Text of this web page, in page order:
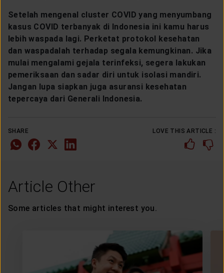
Setelah mengenal cluster COVID yang menyumbang
kasus COVID terbanyak di Indonesia ini kamu harus
lebih waspada lagi. Perketat protokol kesehatan
dan waspadalah terhadap segala kemungkinan. Jika
mulai mengalami gejala terinfeksi, segera lakukan
pemeriksaan dan sadar diri untuk isolasi mandiri.
Jangan lupa siapkan juga asuransi kesehatan
tepercaya dari Generali Indonesia.
SHARE LOVE THIS ARTICLE :
Article Other
Some articles that might interest you.